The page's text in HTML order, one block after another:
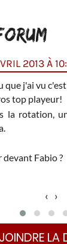
2013 À
que j'ai vu
top playeur!
la rotation,
Fabio ?
‹ ›
LA